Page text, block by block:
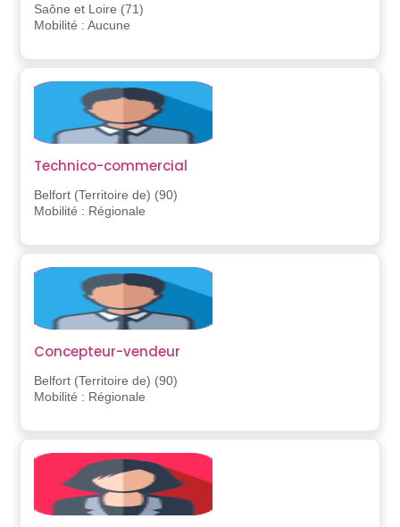
Saône et Loire (71)
Mobilité : Aucune
Technico-commercial
Belfort (Territoire de) (90)
Mobilité : Régionale
Concepteur-vendeur
Belfort (Territoire de) (90)
Mobilité : Régionale